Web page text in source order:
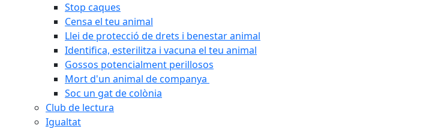
Stop caques
Censa el teu animal
Llei de protecció de drets i benestar animal
Identifica, esterilitza i vacuna el teu animal
Gossos potencialment perillosos
Mort d'un animal de companya
Soc un gat de colònia
Club de lectura
Igualtat